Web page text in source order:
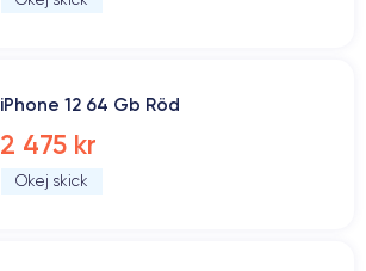
iPhone 12 64 Gb Röd
2 475 kr
Okej skick